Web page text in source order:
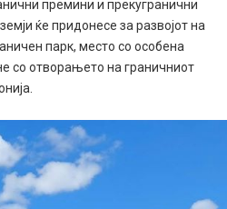
премини и прекугранични
ќе придонесе за развојот на
парк, место со особена
со отворањето на граничниот